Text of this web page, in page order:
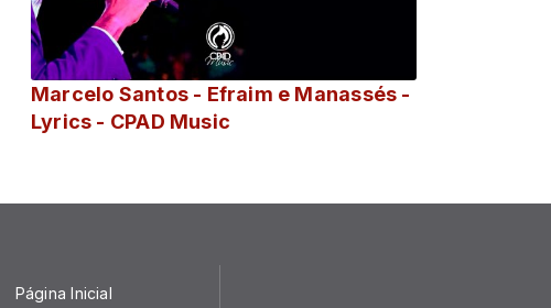
Marcelo Santos - Efraim e Manassés -
Lyrics - CPAD Music
Página Inicial